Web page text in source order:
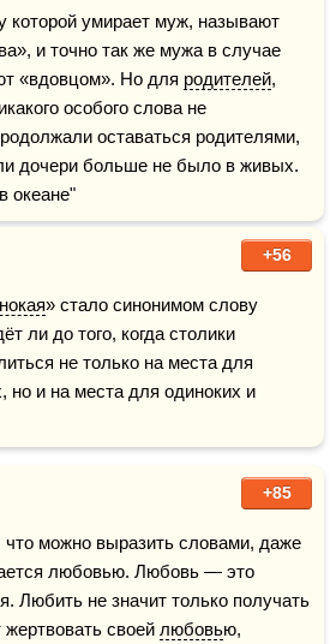
которой умирает муж, называют
и точно так же мужа в случае
«вдовцом». Но для родителей,
особого слова не
оставаться родителями,
дочери больше не было в живых.
океане"
+56
» стало синонимом слову
не только на места для
но и на места для одиноких и
+85
можно выразить словами, даже
любовью. Любовь — это
Любить не значит только получать
своей любовью,